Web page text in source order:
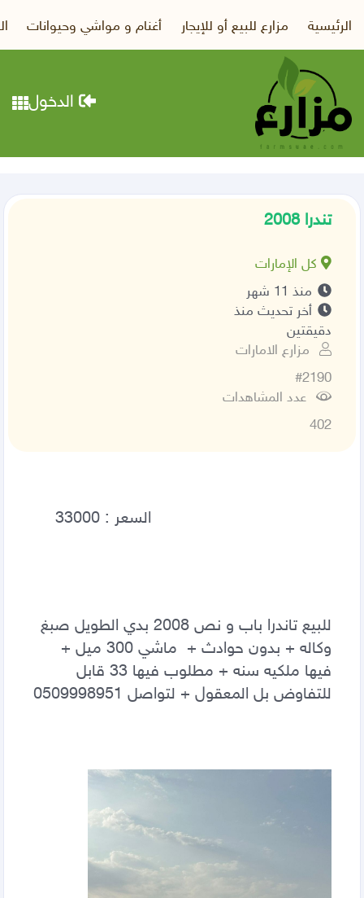
الرئيسية مزارع للبيع أو للإيجار أغنام و مواشي وحيوانات
الدخول
تندرا 2008
كل الإمارات
منذ 11 شهر
أخر تحديث منذ
دقيقتين
مزارع الامارات
#2190
عدد المشاهدات
402
للتفاوض بل المعقول + لتواصل 0509998951